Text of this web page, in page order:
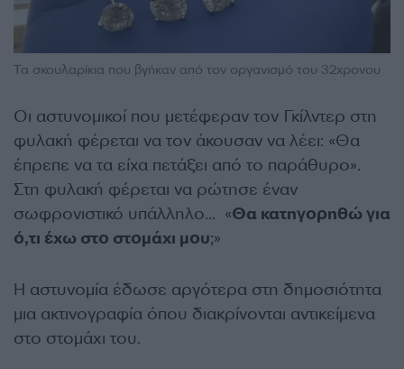
Τα σκουλαρίκια που βγήκαν από τον οργανισμό του 32χρονου
Οι αστυνομικοί που μετέφεραν τον Γκίλντερ στη
φυλακή φέρεται να τον άκουσαν να λέει: «Θα
έπρεπε να τα είχα πετάξει από το παράθυρο».
Στη φυλακή φέρεται να ρώτησε έναν
σωφρονιστικό υπάλληλο… «Θα κατηγορηθώ για
ό,τι έχω στο στομάχι μου;»
Η αστυνομία έδωσε αργότερα στη δημοσιότητα
μια ακτινογραφία όπου διακρίνονται αντικείμενα
στο στομάχι του.